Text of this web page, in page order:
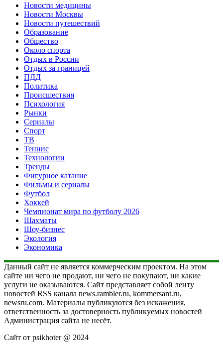
Новости медицины
Новости Москвы
Новости путешествий
Образование
Общество
Около спорта
Отдых в России
Отдых за границей
ПДД
Политика
Происшествия
Психология
Рынки
Сериалы
Спорт
ТВ
Теннис
Технологии
Тренды
Фигурное катание
Фильмы и сериалы
Футбол
Хоккей
Чемпионат мира по футболу 2026
Шахматы
Шоу-бизнес
Экология
Экономика
Данный сайт не является коммерческим проектом. На этом
сайте ни чего не продают, ни чего не покупают, ни какие
услуги не оказываются. Сайт представляет собой ленту
новостей RSS канала news.rambler.ru, kommersant.ru,
newsru.com. Материалы публикуются без искажения,
ответственность за достоверность публикуемых новостей
Администрация сайта не несёт.
Сайт от psikhoter @ 2024